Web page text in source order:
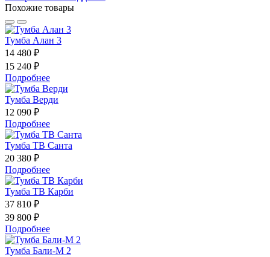
Похожие товары
Тумба Алан 3
14 480 ₽
15 240 ₽
Подробнее
Тумба Верди
12 090 ₽
Подробнее
Тумба ТВ Санта
20 380 ₽
Подробнее
Тумба ТВ Карби
37 810 ₽
39 800 ₽
Подробнее
Тумба Бали-М 2